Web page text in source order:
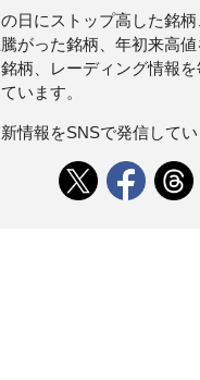
日にストップ高した銘柄
騰がった銘柄、年初来高
柄、レーディング情報
います。
情報をSNSで発信してい